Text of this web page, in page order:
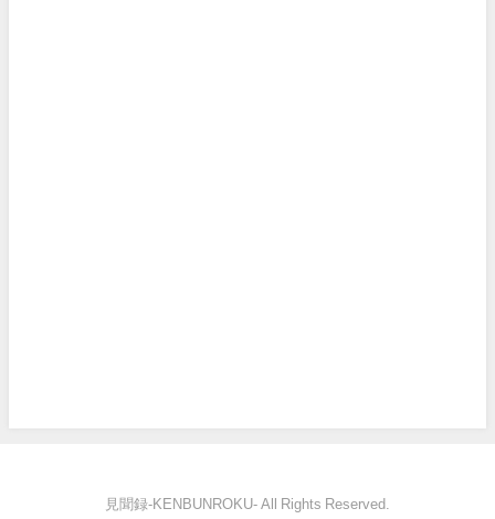
見聞録‐KENBUNROKU- All Rights Reserved.